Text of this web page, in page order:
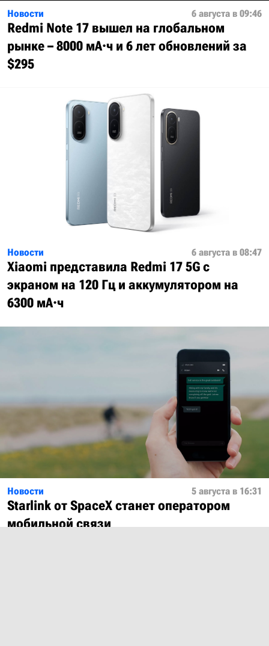
Новости 6 августа в 09:46
Redmi Note 17 вышел на глобальном
рынке – 8000 мА·ч и 6 лет обновлений за
$295
Новости 6 августа в 08:47
Xiaomi представила Redmi 17 5G с
экраном на 120 Гц и аккумулятором на
6300 мА·ч
Новости 5 августа в 16:31
Starlink от SpaceX станет оператором
мобильной связи